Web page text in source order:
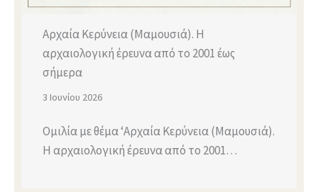
Αρχαία Κερύνεια (Μαμουσιά). Η
αρχαιολογική έρευνα από το 2001 έως
σήμερα
3 Ιουνίου 2026
Ομιλία με θέμα ‘Αρχαία Κερύνεια (Μαμουσιά).
Η αρχαιολογική έρευνα από το 2001…